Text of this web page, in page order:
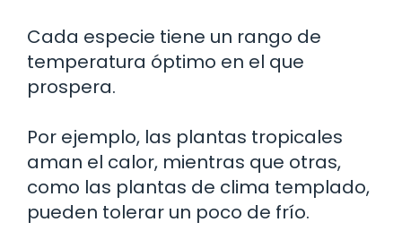
Cada especie tiene un rango de
temperatura óptimo en el que
prospera.
Por ejemplo, las plantas tropicales
aman el calor, mientras que otras,
como las plantas de clima templado,
pueden tolerar un poco de frío.